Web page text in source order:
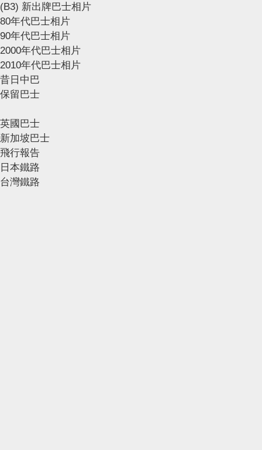
(B3) 新出牌巴士相片
80年代巴士相片
90年代巴士相片
2000年代巴士相片
2010年代巴士相片
昔日中巴
保留巴士
英國巴士
新加坡巴士
飛行報告
日本鐵路
台灣鐵路